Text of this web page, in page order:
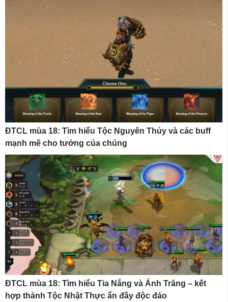
ĐTCL mùa 18: Tìm hiểu Tộc Nguyên Thủy và các buff
mạnh mẽ cho tướng của chúng
ĐTCL mùa 18: Tìm hiểu Tia Nắng và Ánh Trăng – kết
hợp thành Tộc Nhật Thực ẩn đầy độc đáo